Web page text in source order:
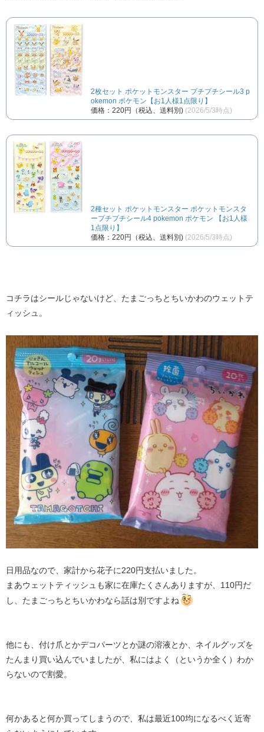
2枚セット ポケットモンスター プチプチシール3 p
okemon ポケモン【お1人様1点限り】
価格：220円（税込、送料別) (2026/5/3時点)
2種セット ポケットモンスター ポケットモンスタ
ープチプチシール4 pokemon ポケモン 【お1人様
1点限り】
価格：220円（税込、送料別) (2026/5/3時点)
コチラはシールじゃないけど、たまごっちとちいかわのウェットテ
ィッシュ。
日用品なので、家計から花子に220円支払いました。
まあウェットティッシュも家に在庫たくさんありますが、110円だ
し、たまごっちとちいかわなら話は別ですよね
他にも、付け爪とかデコパーツとか謎の溶液とか、ネイルグッズを
たんまり買い込んでいましたが、私にはよく（というか全く）わか
らないので割愛。
何かあると何か買ってしまうので、私は最近100均になるべく近寄